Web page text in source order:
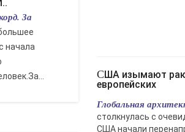
За
начала
США изымают ракеты Patriot у
европейских
Глобальная
столкнулась с
США начали